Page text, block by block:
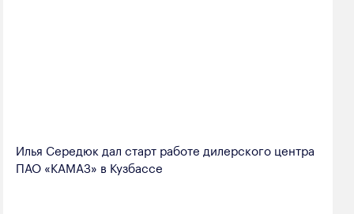
Илья Середюк дал старт работе дилерского центра
ПАО «КАМАЗ» в Кузбассе